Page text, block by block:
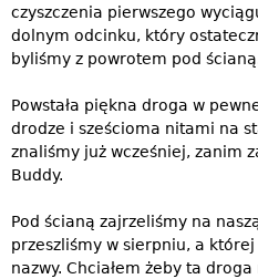
czyszczenia pierwszego
dolnym odcinku, który
byliśmy z powrotem pod
Powstała piękna droga w
drodze i sześcioma nitami na
znaliśmy już wcześniej, zanim
Buddy.
Pod ścianą zajrzeliśmy na
przeszliśmy w sierpniu, a
nazwy. Chciałem żeby ta